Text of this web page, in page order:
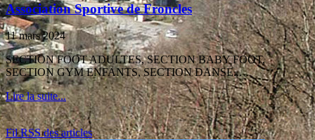
Association Sportive de Froncles
11 mars 2024
SECTION FOOT ADULTES, SECTION BABY FOOT,
SECTION GYM ENFANTS, SECTION DANSE...
Lire la suite...
Fil RSS des articles